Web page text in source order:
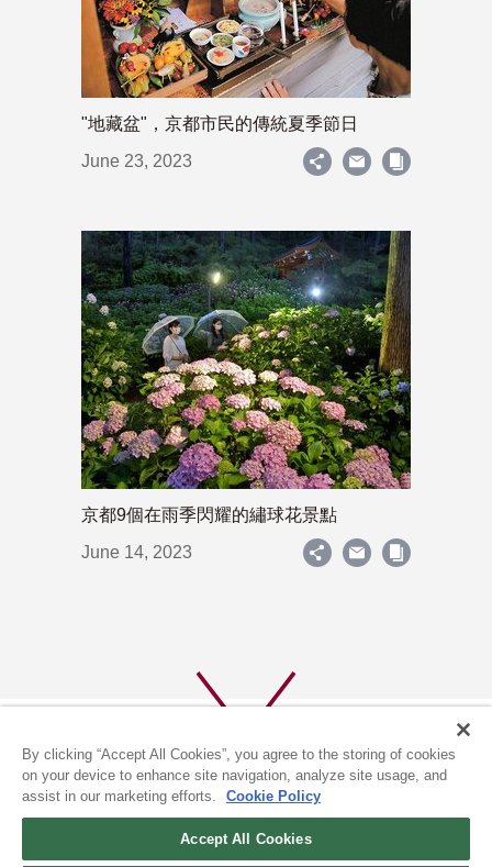
"地藏盆"，京都市民的傳統夏季節日
June 23, 2023
京都9個在雨季閃耀的繡球花景點
June 14, 2023
By clicking “Accept All Cookies”, you agree to the storing of cookies
on your device to enhance site navigation, analyze site usage, and
assist in our marketing efforts.
Cookie Policy
Accept All Cookies